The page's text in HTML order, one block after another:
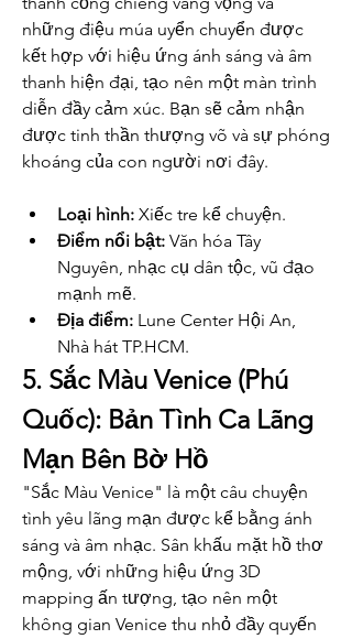
những điệu múa uyển chuyển được
kết hợp với hiệu ứng ánh sáng và âm
thanh hiện đại, tạo nên một màn trình
diễn đầy cảm xúc. Bạn sẽ cảm nhận
được tinh thần thượng võ và sự phóng
khoáng của con người nơi đây.
Loại hình: Xiếc tre kể chuyện.
Điểm nổi bật: Văn hóa Tây
Nguyên, nhạc cụ dân tộc, vũ đạo
mạnh mẽ.
Địa điểm: Lune Center Hội An,
Nhà hát TP.HCM.
5. Sắc Màu Venice (Phú
Quốc): Bản Tình Ca Lãng
Mạn Bên Bờ Hồ
"Sắc Màu Venice" là một câu chuyện
tình yêu lãng mạn được kể bằng ánh
sáng và âm nhạc. Sân khấu mặt hồ thơ
mộng, với những hiệu ứng 3D
mapping ấn tượng, tạo nên một
không gian Venice thu nhỏ đầy quyến